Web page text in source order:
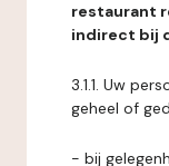
restaurant
indirect bij
3.1.1. Uw
geheel of
- bij